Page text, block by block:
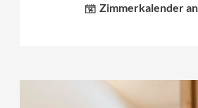
Bademäntel und Saunatücher für die
Zimmerkalender